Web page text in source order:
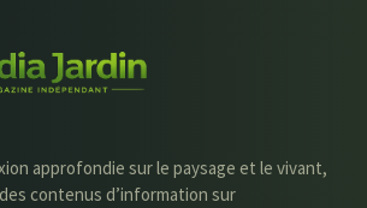
approfondie sur le paysage et le vivant,
contenus d’information sur